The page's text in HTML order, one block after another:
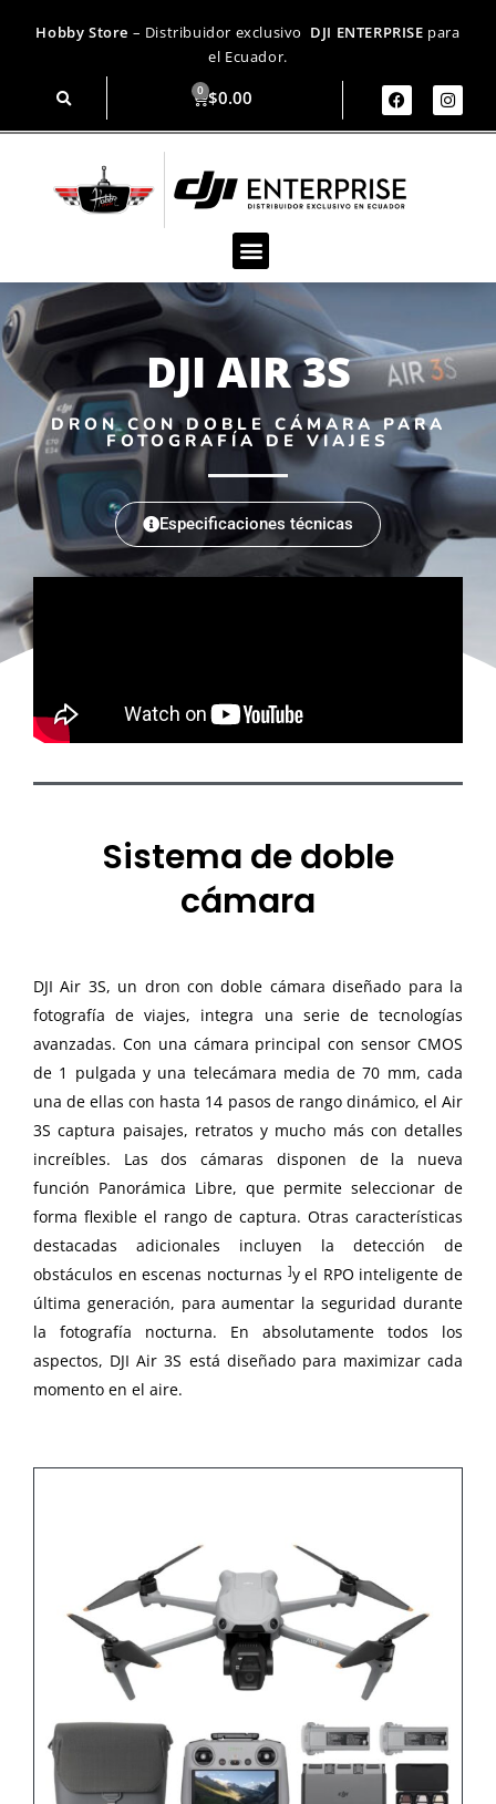
Hobby Store – Distribuidor exclusivo DJI ENTERPRISE para
el Ecuador.
$0.00
DJI AIR 3S
DRON CON DOBLE CÁMARA PARA
FOTOGRAFÍA DE VIAJES
Especificaciones técnicas
Sistema de doble
cámara
DJI Air 3S, un dron con doble cámara diseñado para la
fotografía de viajes, integra una serie de tecnologías
avanzadas. Con una cámara principal con sensor CMOS
de 1 pulgada y una telecámara media de 70 mm, cada
una de ellas con hasta 14 pasos de rango dinámico, el Air
3S captura paisajes, retratos y mucho más con detalles
increíbles. Las dos cámaras disponen de la nueva
función Panorámica Libre, que permite seleccionar de
forma flexible el rango de captura. Otras características
destacadas adicionales incluyen la detección de
obstáculos en escenas nocturnas ]y el RPO inteligente de
última generación, para aumentar la seguridad durante
la fotografía nocturna. En absolutamente todos los
aspectos, DJI Air 3S está diseñado para maximizar cada
momento en el aire.